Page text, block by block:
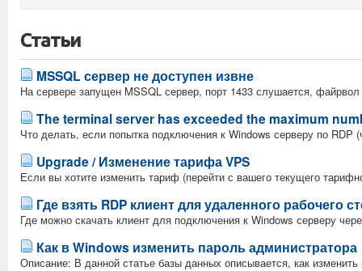
Статьи
MSSQL сервер не доступен извне
На сервере запущен MSSQL сервер, порт 1433 слушается,
The terminal server has exceeded the maximum
Что делать, если попытка подключения к Windows серверу по RDP
Upgrade / Изменение тарифа VPS
Если вы хотите изменить тариф (перейти с вашего текущего
Где взять RDP клиент для удаленного рабочего
Где можно скачать клиент для подключения к Windows серверу
Как в Windows изменить пароль администратора
Описание: В данной статье базы данных описывается, как